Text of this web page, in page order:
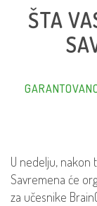
ŠTA
U nedelju, nakon
Savremena će
za učesnike